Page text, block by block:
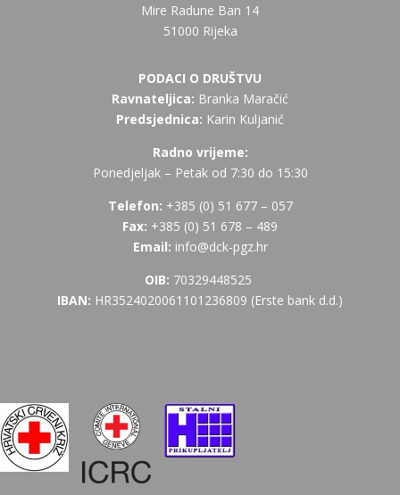
Mire Radune Ban 14
51000 Rijeka
PODACI O DRUŠTVU
Ravnateljica: Branka Maračić
Predsjednica: Karin Kuljanić
Radno vrijeme:
Ponedjeljak – Petak od 7:30 do 15:30
Telefon: +385 (0) 51 677 – 057
Fax: +385 (0) 51 678 – 489
Email: info@dck-pgz.hr
OIB: 70329448525
IBAN: HR3524020061101236809 (Erste bank d.d.)